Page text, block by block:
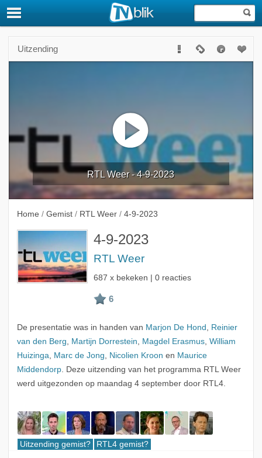
Uitzending
RTL Weer - 4-9-2023
Home / Gemist / RTL Weer / 4-9-2023
4-9-2023
RTL Weer
687 x bekeken | 0 reacties
De presentatie was in handen van Marjon De Hond , Reinier
van den Berg, Martijn Dorrestein, Magdel Erasmus, William
Huizinga, Marc de Jong, Nicolien Kroon en Maurice
Middendorp. Deze uitzending van het programma RTL Weer
werd uitgezonden op maandag 4 september door RTL4.
Uitzending gemist? RTL4 gemist?